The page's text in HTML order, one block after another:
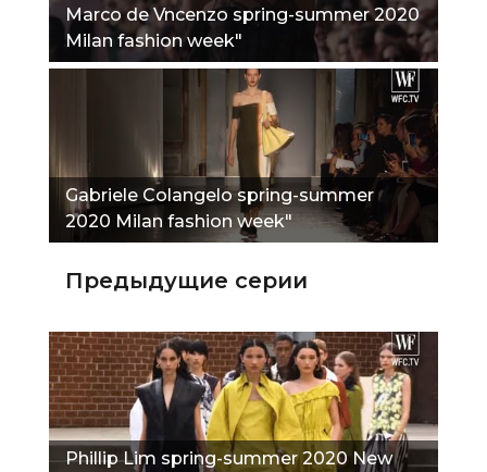
Marco de Vncenzo spring-summer 2020
Milan fashion week"
Gabriele Colangelo spring-summer
2020 Milan fashion week"
Предыдущие серии
Phillip Lim spring-summer 2020 New